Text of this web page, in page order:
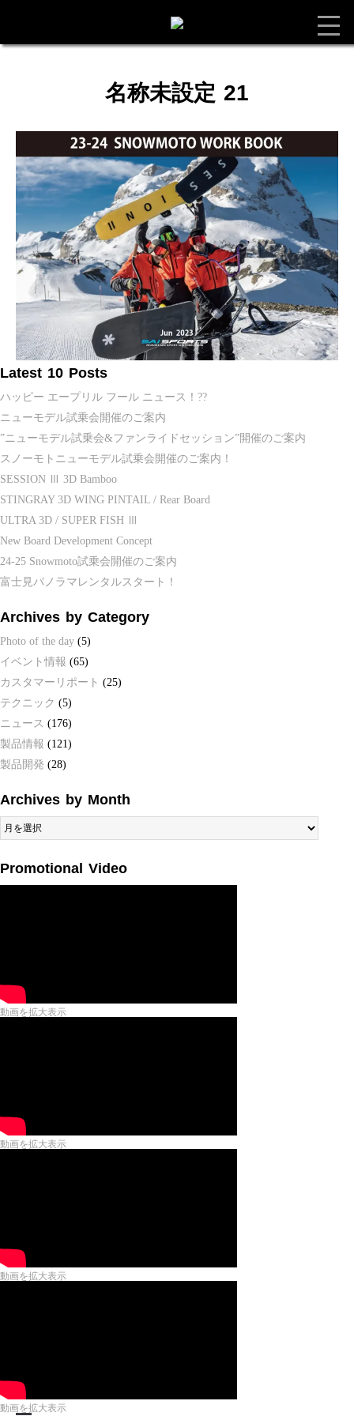
名称未設定 21
Latest 10 Posts
ハッピー エープリル フール ニュース！??
ニューモデル試乗会開催のご案内
”ニューモデル試乗会&ファンライドセッション”開催のご案内
スノーモトニューモデル試乗会開催のご案内！
SESSION Ⅲ 3D Bamboo
STINGRAY 3D WING PINTAIL / Rear Board
ULTRA 3D / SUPER FISH Ⅲ
New Board Development Concept
24-25 Snowmoto試乗会開催のご案内
富士見パノラマレンタルスタート！
Archives by Category
Photo of the day (5)
イベント情報 (65)
カスタマーリポート (25)
テクニック (5)
ニュース (176)
製品情報 (121)
製品開発 (28)
Archives by Month
Archives
by
Promotional Video
動画を拡大表示
動画を拡大表示
動画を拡大表示
動画を拡大表示